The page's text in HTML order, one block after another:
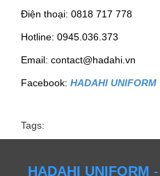
Điện thoại: 0818 717 778
Hotline: 0945.036.373
Email: contact@hadahi.vn
Facebook: HADAHI UNIFORM
Tags:
HADAHI UNIFORM -